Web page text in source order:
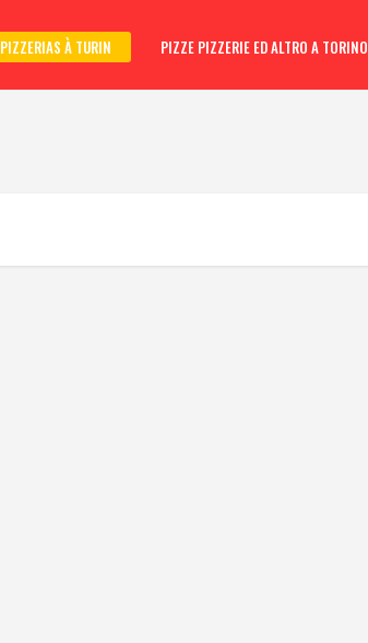
PIZZERIAS À TURIN PIZZE PIZZERIE ED ALTRO A TORINO